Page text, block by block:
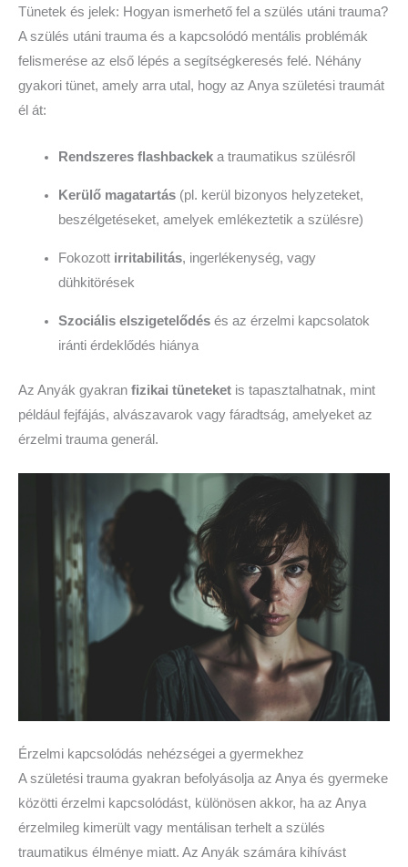
Tünetek és jelek: Hogyan ismerhető fel a szülés utáni trauma?
A szülés utáni trauma és a kapcsolódó mentális problémák
felismerése az első lépés a segítségkeresés felé. Néhány
gyakori tünet, amely arra utal, hogy az Anya születési traumát
él át:
Rendszeres flashbackeka traumatikus szülésről
Kerülő magatartás(pl. kerül bizonyos helyzeteket,
beszélgetéseket, amelyek emlékeztetik a szülésre)
Fokozott irritabilitás, ingerlékenység, vagy
dühkitörések
Szociális elszigetelődésés az érzelmi kapcsolatok
iránti érdeklődés hiánya
Az Anyák gyakran fizikai tüneteket is tapasztalhatnak, mint
például fejfájás, alvászavarok vagy fáradtság, amelyeket az
érzelmi trauma generál.
Érzelmi kapcsolódás nehézségei a gyermekhez
A születési trauma gyakran befolyásolja az Anya és gyermeke
közötti érzelmi kapcsolódást, különösen akkor, ha az Anya
érzelmileg kimerült vagy mentálisan terhelt a szülés
traumatikus élménye miatt. Az Anyák számára kihívást